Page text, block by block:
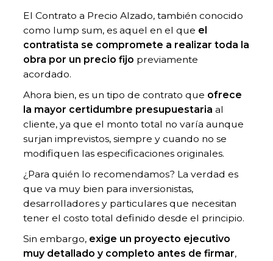
El Contrato a Precio Alzado, también conocido
como lump sum, es aquel en el que el
contratista se compromete a realizar toda la
obra por un precio fijo previamente
acordado.
Ahora bien, es un tipo de contrato que ofrece
la mayor certidumbre presupuestaria al
cliente, ya que el monto total no varía aunque
surjan imprevistos, siempre y cuando no se
modifiquen las especificaciones originales.
¿Para quién lo recomendamos? La verdad es
que va muy bien para inversionistas,
desarrolladores y particulares que necesitan
tener el costo total definido desde el principio.
Sin embargo, exige un proyecto ejecutivo
muy detallado y completo antes de firmar,